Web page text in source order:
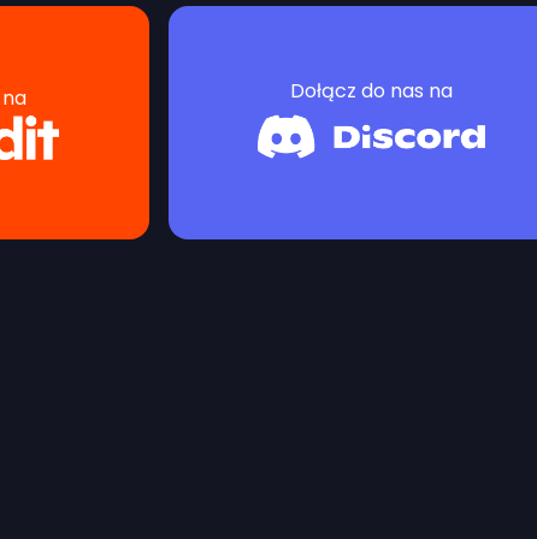
Dołącz do nas na